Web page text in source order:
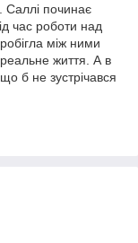
Саллі починає
час роботи над
між ними
життя. А в
б не зустрічався